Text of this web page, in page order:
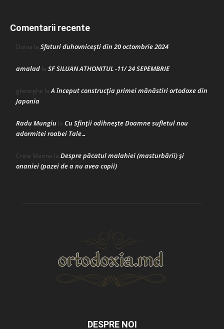
Comentarii recente
Doina la Sfaturi duhovnicești din 20 octombrie 2024
amalad la SF SILUAN ATHONITUL -11/ 24 SEPEMBRIE
gheorghe laA început construcţia primei mănăstiri ortodoxe din
Japonia
Radu Mungiu la Cu Sfinții odihnește Doamne sufletul nou
adormitei roabei Tale…
Crina Marina la Despre păcatul malahiei (masturbării) şi
onaniei (pazei de a nu avea copii)
DESPRE NOI